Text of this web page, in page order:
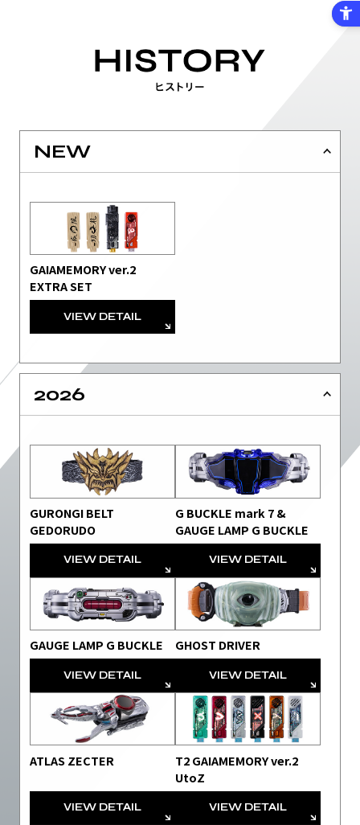
NEW
GAIAMEMORY ver.2
EXTRA SET
VIEW DETAIL
2026
GURONGI BELT
GEDORUDO
VIEW DETAIL
G BUCKLE mark 7 &
GAUGE LAMP G BUCKLE
VIEW DETAIL
GAUGE LAMP G BUCKLE
VIEW DETAIL
GHOST DRIVER
VIEW DETAIL
ATLAS ZECTER
VIEW DETAIL
T2 GAIAMEMORY ver.2
UtoZ
VIEW DETAIL